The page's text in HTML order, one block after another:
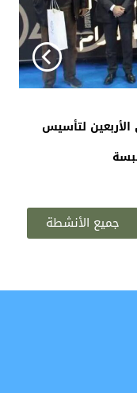
جميع الأنشطة